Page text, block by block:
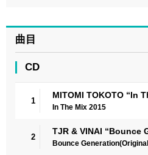
曲目
CD
1
MITOMI TOKOTO “In
In The Mix 2015
2
TJR & VINAI “Bounce
Bounce